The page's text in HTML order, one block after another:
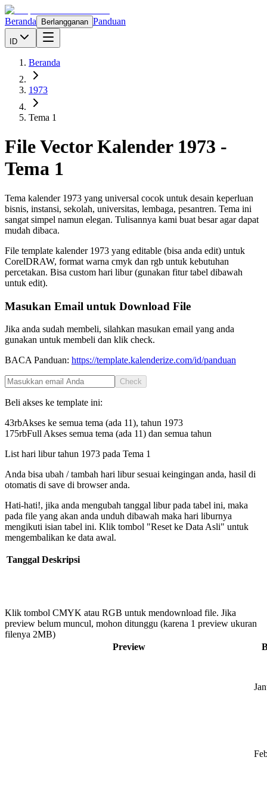
Beranda Berlangganan Panduan
ID
Beranda
1973
Tema 1
File Vector Kalender 1973 -
Tema 1
Tema kalender 1973 yang universal cocok untuk desain keperluan
bisnis, instansi, sekolah, universitas, lembaga, pesantren. Tema ini
sangat simpel namun elegan. Tulisannya kami buat besar agar dapat
mudah dibaca.
File template kalender 1973 yang editable (bisa anda edit) untuk
CorelDRAW, format warna cmyk dan rgb untuk kebutuhan
percetakan. Bisa custom hari libur (gunakan fitur tabel dibawah
untuk edit).
Masukan Email untuk Download File
Jika anda sudah membeli, silahkan masukan email yang anda
gunakan untuk membeli dan klik check.
BACA Panduan: https://template.kalenderize.com/id/panduan
Check
Beli akses ke template ini:
43rbAkses ke semua tema (ada 11), tahun 1973
175rbFull Akses semua tema (ada 11) dan semua tahun
List hari libur tahun 1973 pada Tema 1
Anda bisa ubah / tambah hari libur sesuai keingingan anda, hasil di
otomatis di save di browser anda.
Hati-hati!, jika anda mengubah tanggal libur pada tabel ini, maka
pada file yang akan anda unduh dibawah maka hari liburnya
mengikuti isian tabel ini. Klik tombol "Reset ke Data Asli" untuk
mengembalikan ke data awal.
Tanggal Deskripsi
Klik tombol CMYK atau RGB untuk mendownload file. Jika
preview belum muncul, mohon ditunggu (karena 1 preview ukuran
filenya 2MB)
Preview